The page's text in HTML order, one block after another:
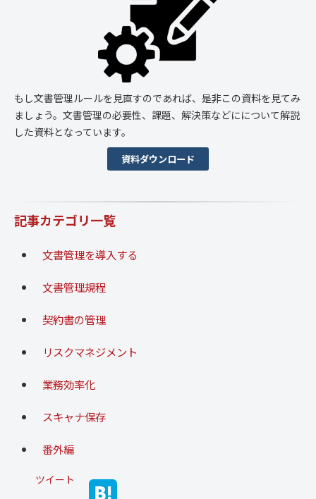
もし文書管理ルールを見直すのであれば、是非この資料を見てみ
ましょう。文書管理の必要性、課題、解決策などにについて解説
した資料となっています。
資料ダウンロード
記事カテゴリ一覧
文書管理を導入する
文書管理規程
契約書の管理
リスクマネジメント
業務効率化
スキャナ保存
番外編
ツイート